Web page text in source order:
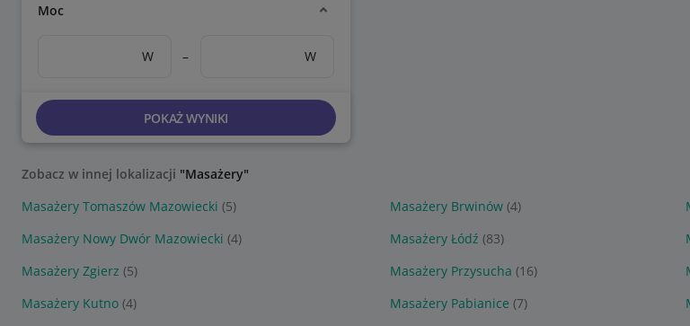
Moc
W – W
POKAŻ WYNIKI
Zobacz w innej lokalizacji "Masażery"
Masażery Tomaszów Mazowiecki (5) Masażery Brwinów (4)
Masażery Nowy Dwór Mazowiecki (4) Masażery Łódź (83)
Masażery Zgierz (5) Masażery Przysucha (16)
Masażery Kutno (4) Masażery Pabianice (7)